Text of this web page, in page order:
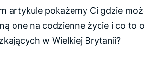
artykule pokażemy Ci gdzie
one na codzienne życie i co to
w Wielkiej Brytanii?